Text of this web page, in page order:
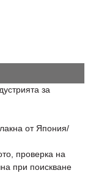
за
от Япония/
проверка на
при поискване